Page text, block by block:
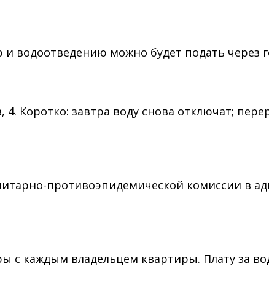
водоотведению можно будет подать через
Коротко: завтра воду снова отключат;
противоэпидемической комиссии в
с каждым владельцем квартиры. Плату за